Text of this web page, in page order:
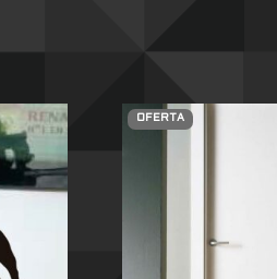
OFERTA